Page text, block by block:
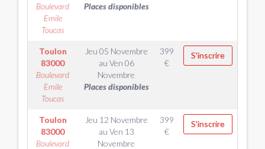
Boulevard
Emile
Toucas
Places disponibles
Toulon
83000
Boulevard
Emile
Toucas
Jeu 05 Novembre
au Ven 06
Novembre
Places disponibles
399
€
S'inscrire
Toulon
83000
Boulevard
Jeu 12 Novembre
au Ven 13
Novembre
399
€
S'inscrire